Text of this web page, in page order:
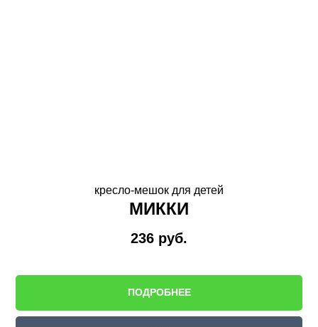
кресло-мешок для детей
МИККИ
236 руб.
ПОДРОБНЕЕ